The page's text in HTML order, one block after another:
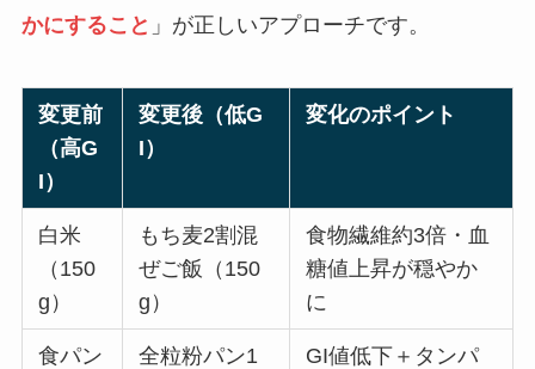
かにすること 」が正しいアプローチです。
変更前
（高G
I）
変更後（低G
I）
変化のポイント
白米
（150
g）
もち麦2割混
ぜご飯（150
g）
食物繊維約3倍・血
糖値上昇が穏やか
に
食パン
全粒粉パン1
GI値低下＋タンパ